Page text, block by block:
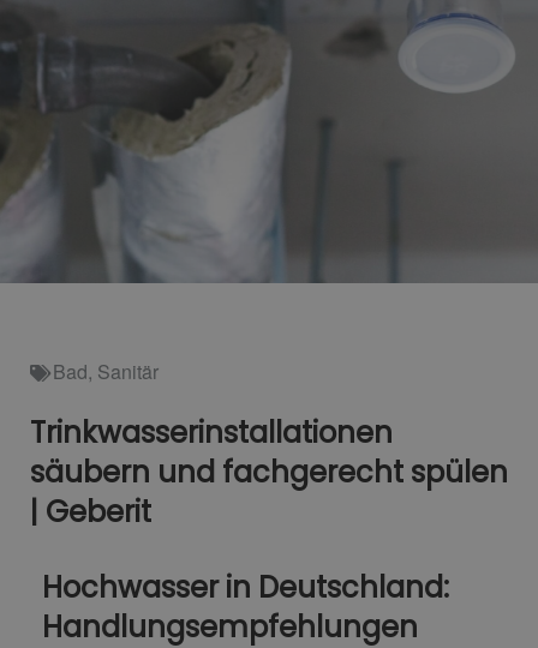
Bad, Sanitär
Trinkwasserinstallationen
säubern und fachgerecht spülen
| Geberit
Hochwasser in Deutschland:
Handlungsempfehlungen